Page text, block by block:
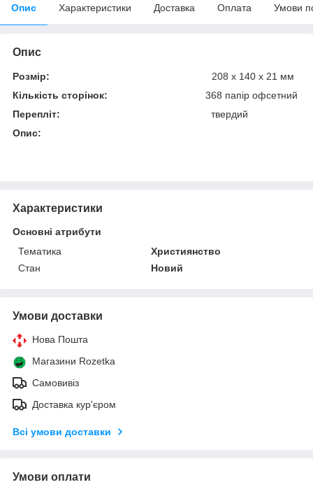
Опис Характеристики Доставка Оплата Умови
Опис
Розмір: 208 х 140 х 21 мм
Кількість сторінок: 368 папір офсетний
Перепліт: твердий
Опис:
Характеристики
Основні атрибути
Тематика
Християнство
Стан
Новий
Умови доставки
Нова Пошта
Магазини Rozetka
Самовивіз
Доставка кур'єром
Всі умови доставки
Умови оплати